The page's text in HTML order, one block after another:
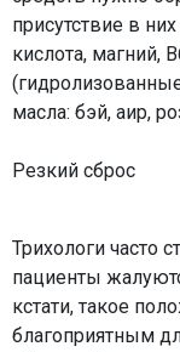
присутствие в
кислота, магний,
масла: бэй, аир,
Резкий сброс
Трихологи часто
пациенты
кстати, такое
благоприятным